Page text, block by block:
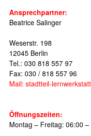
Ansprechpartner:
Beatrice Salinger
Weserstr. 198
12045 Berlin
Tel.: 030 818 557 97
Fax: 030 / 818 557 96
Mail: stadtteil-
Öffnungszeiten:
Montag – Freitag: 06:00